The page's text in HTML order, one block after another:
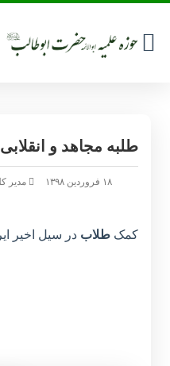
طلبه مجاهد و انقلابی
۱۸ فروردین ۱۳۹۸ مدیر
کمکطلاب در سیل اخیر